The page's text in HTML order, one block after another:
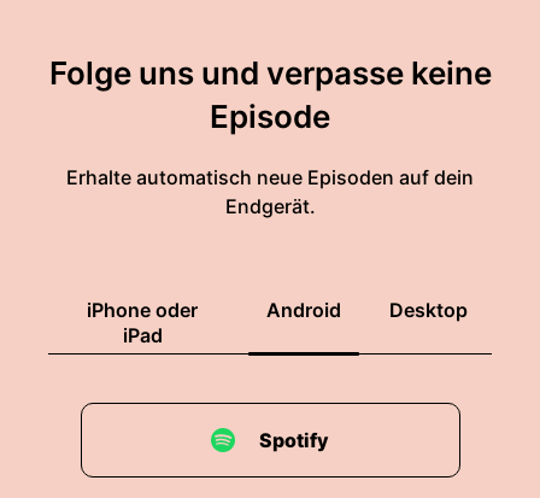
Folge uns und verpasse keine
Episode
Erhalte automatisch neue Episoden auf dein
Endgerät.
iPhone oder
iPad
Android Desktop
Spotify